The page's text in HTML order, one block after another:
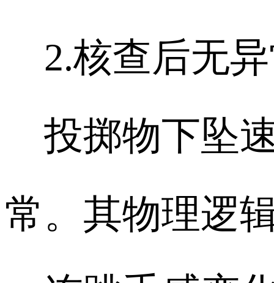
2.核查后无
投掷物下坠
常。其物理逻